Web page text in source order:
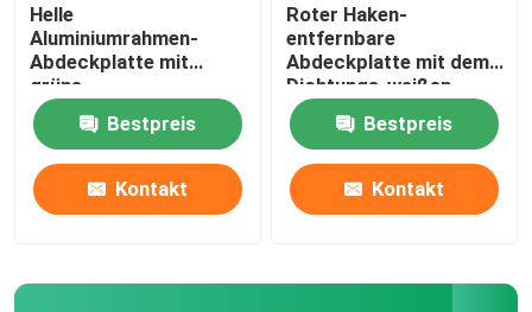
Helle
Aluminiumrahmen-
Abdeckplatte mit
grüne
Fasergipsplatten-
niedrige Höhen-
speziellem Stoß-
Verschluss
Bestpreis
Kontakt
Roter Haken-
entfernbare
Abdeckplatte mit dem
Dichtungs-weißen
Pulver beschichtet
Bestpreis
Kontakt